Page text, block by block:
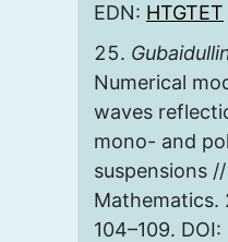
EDN: HTGTET
Numerical
waves
mono- and
suspensions
Mathematics.
104–109. DOI: